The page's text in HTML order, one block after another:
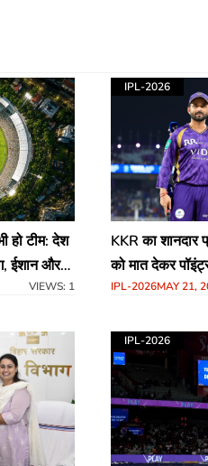
हो टीम: देश
ईशान और
VIEWS: 1
IPL-2026
KKR का शानदार
को मात देकर
IPL-2026MAY 21,
IPL-2026